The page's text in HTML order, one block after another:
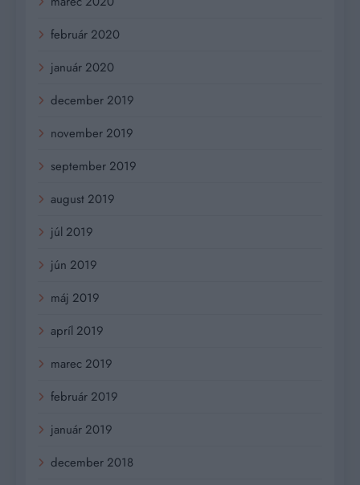
február 2020
január 2020
december 2019
november 2019
september 2019
august 2019
júl 2019
jún 2019
máj 2019
apríl 2019
marec 2019
február 2019
január 2019
december 2018